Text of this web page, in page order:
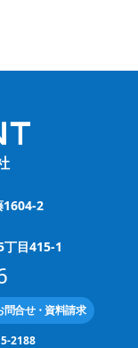
1604-2
目415-1
問合せ・資料請求
2188